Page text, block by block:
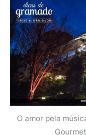
O amor pela